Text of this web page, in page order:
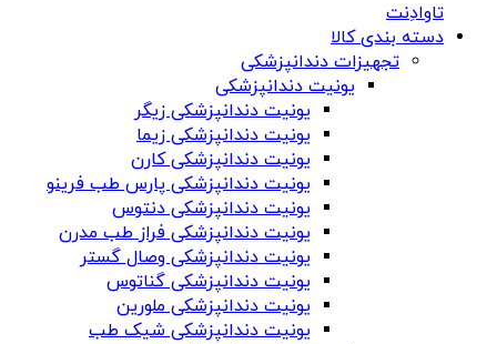
تاوادِنت
دسته بندی کالا
تجهیزات دندانپزشکی
یونیت دندانپزشکی
یونیت دندانپزشکی زیگر
یونیت دندانپزشکی زیما
یونیت دندانپزشکی کارن
یونیت دندانپزشکی پارس طب فرینو
یونیت دندانپزشکی دنتوس
یونیت دندانپزشکی فراز طب مدرن
یونیت دندانپزشکی وصال گستر
یونیت دندانپزشکی گناتوس
یونیت دندانپزشکی ملورین
یونیت دندانپزشکی شیک طب